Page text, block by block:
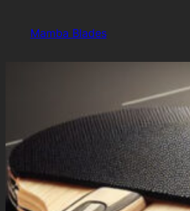
Mamba Blades